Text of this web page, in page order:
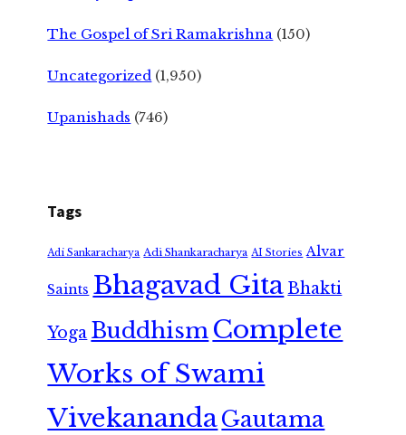
The Gospel of Sri Ramakrishna (150)
Uncategorized (1,950)
Upanishads (746)
Tags
Adi Sankaracharya Adi Shankaracharya AI Stories Alvar
Saints Bhagavad GitaBhakti
Yoga Buddhism Complete
Works of Swami
VivekanandaGautama